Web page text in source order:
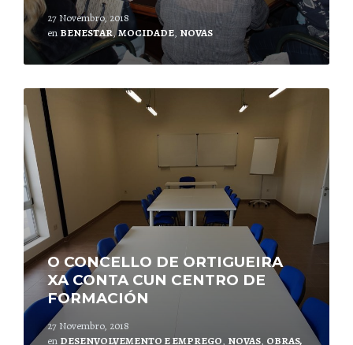
27 Novembro, 2018
en BENESTAR,MOCIDADE, NOVAS
O CONCELLO DE ORTIGUEIRA
XA CONTA CUN CENTRO DE
FORMACIÓN
27 Novembro, 2018
en DESENVOLVEMENTO E EMPREGO, NOVAS, OBRAS,
Leer
mais